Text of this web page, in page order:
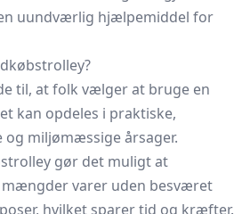
uundværlig hjælpemiddel for
til, at folk vælger at bruge en
kan opdeles i praktiske,
miljømæssige årsager.
gør det muligt at
varer uden besværet
hvilket sparer tid og kræfter.